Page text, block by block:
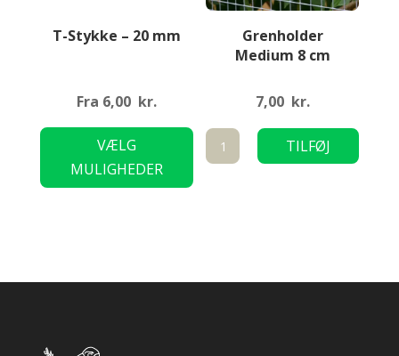
T-Stykke – 20 mm
Fra 6,00 kr.
VÆLG
MULIGHEDER
Dette
vælges
Grenholder
Medium 8 cm
7,00 kr.
Grenholder
Medium
TILFØJ
TIL KURV